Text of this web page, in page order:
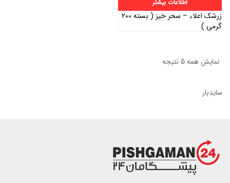
اطلاعات بیشتر
زرشک اعلاء – سحر خیز ( بسته 200
گرمی )
نمایش همه 5 نتیجه
سایدبار